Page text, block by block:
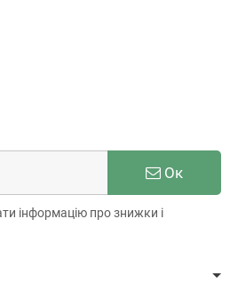
Ок
інформацію про знижки і